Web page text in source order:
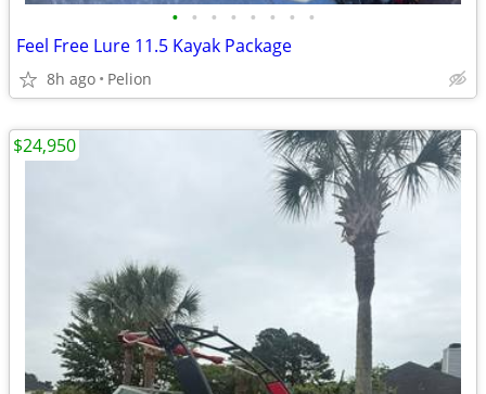
• • • • • • • •
Feel Free Lure 11.5 Kayak Package
8h ago Pelion
$24,950